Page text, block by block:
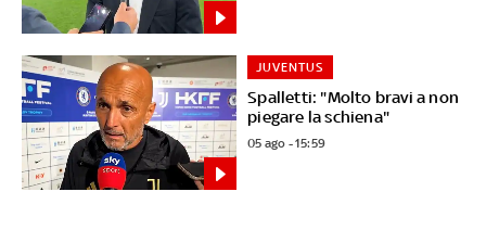
Spalletti: "Molto bravi a non
piegare la schiena"
JUVENTUS
05 ago - 15:59